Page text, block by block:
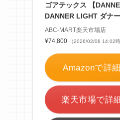
ゴアテックス 【
DANNER LIGHT ダナ
ABC-MART楽天市場店
¥74,800
（2026/02/08 14:02
Amazonで詳
楽天市場で詳